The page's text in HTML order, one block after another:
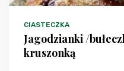
CIASTECZKA
Jagodzianki /
kruszonką